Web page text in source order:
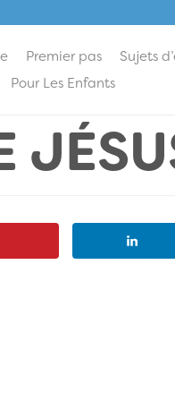
Premier pas Sujets
Pour Les Enfants